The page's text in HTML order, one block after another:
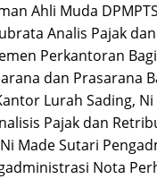
Ahli Muda
Analis Pajak
Perkantoran
dan Prasarana
Lurah Sading,
Pajak dan
Made Sutari
Nota